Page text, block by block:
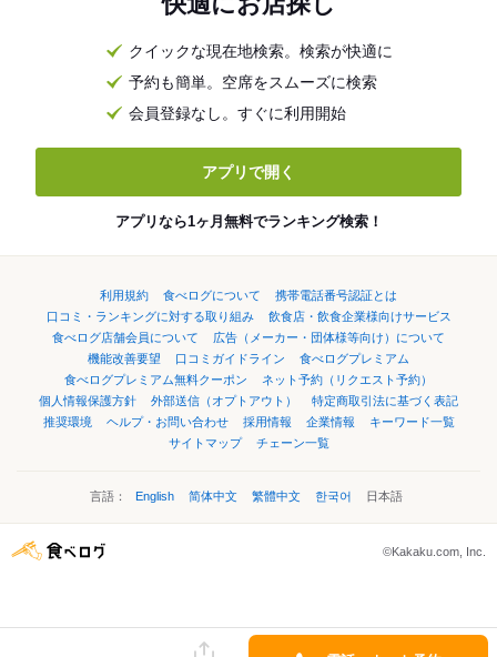
クイックな現在地検索。検索が快適に
予約も簡単。空席をスムーズに検索
会員登録なし。すぐに利用開始
アプリで開く
アプリなら1ヶ月無料でランキング検索！
利用規約 食べログについて
携帯電話番号認証とは
口コミ・ランキングに対する取り組み
飲食店・飲食企業様向けサービス
食べログ店舗会員について
広告（メーカー・団体様等向け）について
機能改善要望
口コミガイドライン
食べログプレミアム
食べログプレミアム無料クーポン
ネット予約（リクエスト予約）
個人情報保護方針
外部送信（オプトアウト）
特定商取引法に基づく表記
推奨環境
ヘルプ・お問い合わせ 採用情報 企業情報
キーワード一覧
サイトマップ
チェーン一覧
言語： English 简体中文 繁體中文 한국어 日本語
©Kakaku.com, Inc.